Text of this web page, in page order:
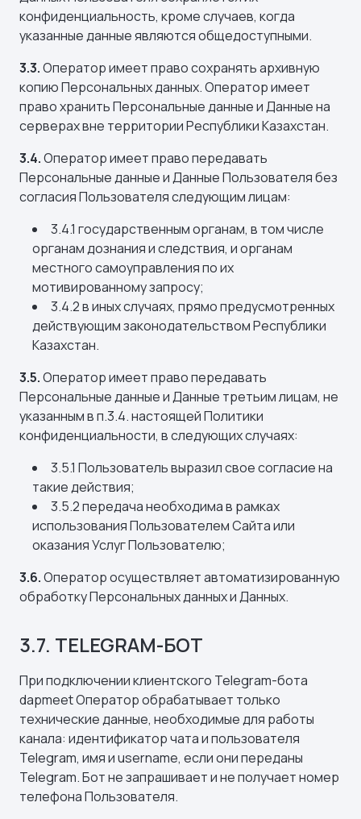
конфиденциальность, кроме случаев, когда
указанные данные являются общедоступными.
3.3.Оператор имеет право сохранять архивную
копию Персональных данных. Оператор имеет
право хранить Персональные данные и Данные на
серверах вне территории Республики Казахстан.
3.4.Оператор имеет право передавать
Персональные данные и Данные Пользователя без
согласия Пользователя следующим лицам:
3.4.1 государственным органам, в том числе
органам дознания и следствия, и органам
местного самоуправления по их
мотивированному запросу;
3.4.2 в иных случаях, прямо предусмотренных
действующим законодательством Республики
Казахстан.
3.5.Оператор имеет право передавать
Персональные данные и Данные третьим лицам, не
указанным в п.3.4. настоящей Политики
конфиденциальности, в следующих случаях:
3.5.1 Пользователь выразил свое согласие на
такие действия;
3.5.2 передача необходима в рамках
использования Пользователем Сайта или
оказания Услуг Пользователю;
3.6.Оператор осуществляет автоматизированную
обработку Персональных данных и Данных.
3.7. TELEGRAM-БОТ
При подключении клиентского Telegram-бота
dapmeet Оператор обрабатывает только
технические данные, необходимые для работы
канала: идентификатор чата и пользователя
Telegram, имя и username, если они переданы
Telegram. Бот не запрашивает и не получает номер
телефона Пользователя.